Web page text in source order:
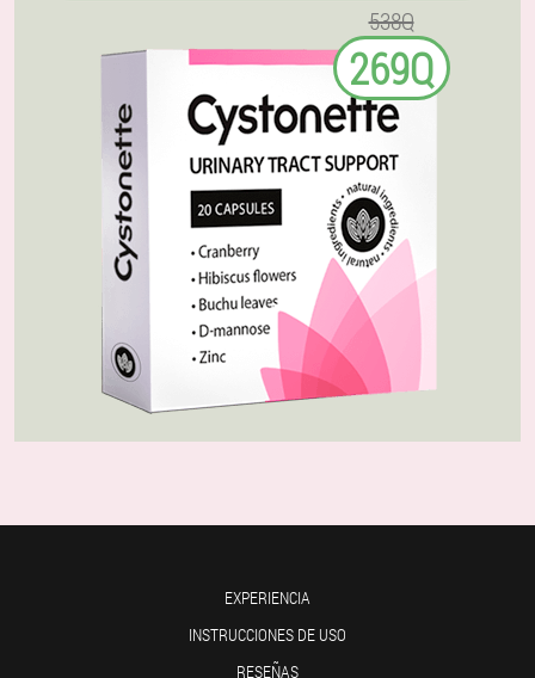
538Q
269Q
EXPERIENCIA
INSTRUCCIONES DE USO
RESEÑAS